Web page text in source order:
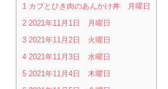
1 カブとひき肉のあんかけ丼 月曜日
2 2021年11月1日 月曜日
3 2021年11月2日 火曜日
4 2021年11月3日 水曜日
5 2021年11月4日 木曜日